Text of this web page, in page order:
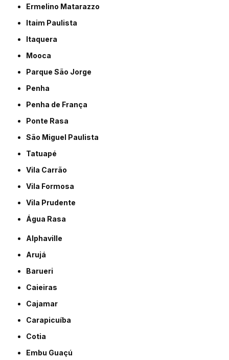
Ermelino Matarazzo
Itaim Paulista
Itaquera
Mooca
Parque São Jorge
Penha
Penha de França
Ponte Rasa
São Miguel Paulista
Tatuapé
Vila Carrão
Vila Formosa
Vila Prudente
Água Rasa
Alphaville
Arujá
Barueri
Caieiras
Cajamar
Carapicuíba
Cotia
Embu Guaçú